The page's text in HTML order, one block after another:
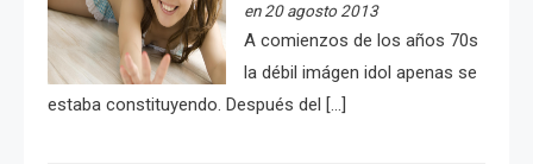
en 20 agosto 2013
A comienzos de los años 70s
la débil imágen idol apenas se
estaba constituyendo. Después del […]